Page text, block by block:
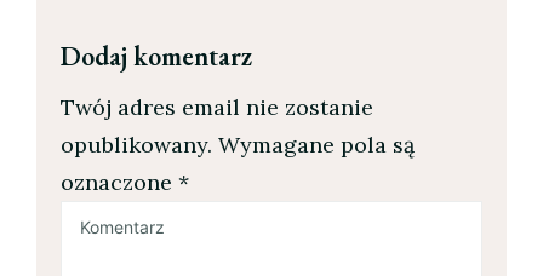
Dodaj komentarz
Twój adres email nie zostanie
opublikowany. Wymagane pola są
oznaczone *